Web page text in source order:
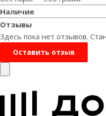
Наличие
Отзывы
Здесь пока нет отзывов.
Оставить отзыв